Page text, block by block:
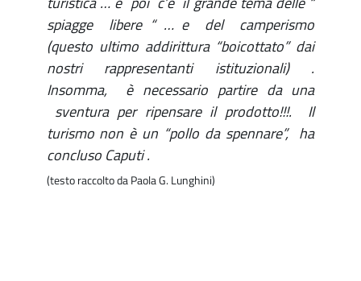
spiagge libere “ … e del camperismo
(questo ultimo addirittura “boicottato” dai
nostri rappresentanti istituzionali) .
Insomma, è necessario partire da una
sventura per ripensare il prodotto!!!. Il
turismo non è un “pollo da spennare”, ha
concluso Caputi .
(testo raccolto da Paola G. Lunghini)